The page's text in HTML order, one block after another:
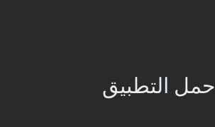
حمل التطبيق